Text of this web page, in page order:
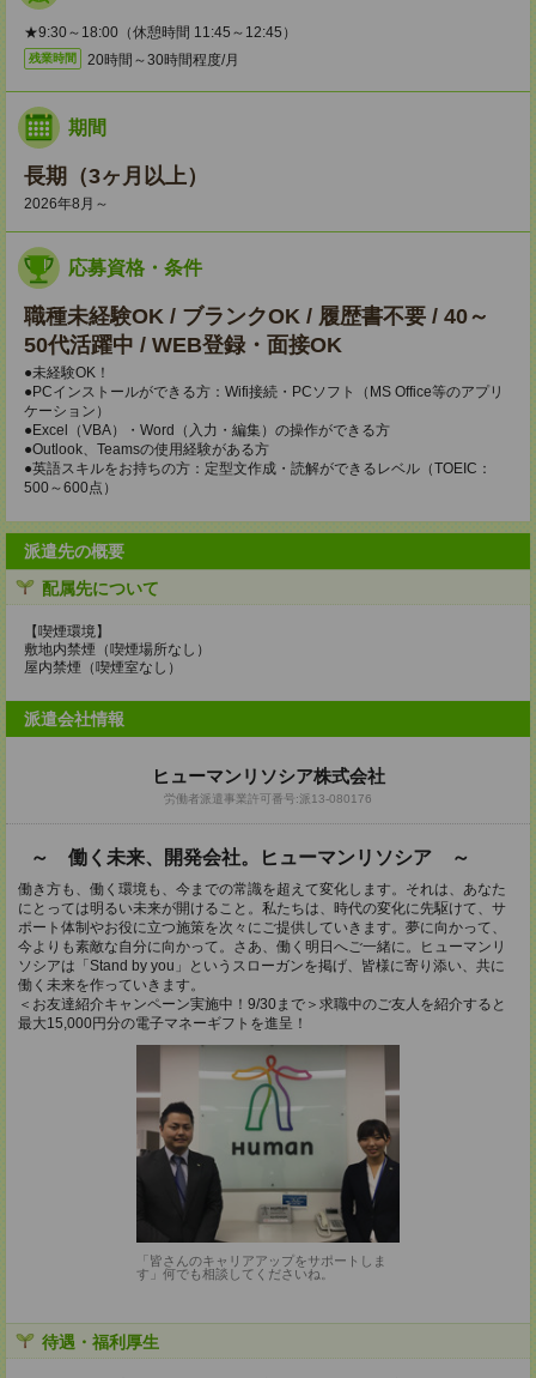
★9:30～18:00（休憩時間 11:45～12:45）
残業時間 20時間～30時間程度/月
期間
長期（3ヶ月以上）
2026年8月～
応募資格・条件
職種未経験OK / ブランクOK / 履歴書不要 / 40～
50代活躍中 / WEB登録・面接OK
●未経験OK！
●PCインストールができる方：Wifi接続・PCソフト（MS Office等のアプリ
ケーション）
●Excel（VBA）・Word（入力・編集）の操作ができる方
●Outlook、Teamsの使用経験がある方
●英語スキルをお持ちの方：定型文作成・読解ができるレベル（TOEIC：
500～600点）
派遣先の概要
配属先について
【喫煙環境】
敷地内禁煙（喫煙場所なし）
屋内禁煙（喫煙室なし）
派遣会社情報
ヒューマンリソシア株式会社
労働者派遣事業許可番号:派13-080176
～ 働く未来、開発会社。ヒューマンリソシア ～
働き方も、働く環境も、今までの常識を超えて変化します。それは、あなた
にとっては明るい未来が開けること。私たちは、時代の変化に先駆けて、サ
ポート体制やお役に立つ施策を次々にご提供していきます。夢に向かって、
今よりも素敵な自分に向かって。さあ、働く明日へご一緒に。ヒューマンリ
ソシアは「Stand by you」というスローガンを掲げ、皆様に寄り添い、共に
働く未来を作っていきます。
＜お友達紹介キャンペーン実施中！9/30まで＞求職中のご友人を紹介すると
最大15,000円分の電子マネーギフトを進呈！
「皆さんのキャリアアップをサポートしま
す」何でも相談してくださいね。
待遇・福利厚生